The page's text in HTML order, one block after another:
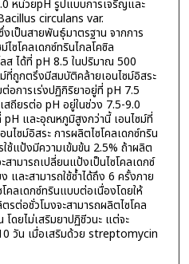
หน่วยpH รูปแบบการเจริญและ
circulans var.
เป็นสายพันธุ์มาตรฐาน จากการ
ซโคลเดกซ์ทรินไกลโคซิล
ส ได้ที่ pH 8.5 ในปริมาณ 500
ที่ถูกตรึงมีสมบัติคล้ายเอนไซม์อิสระ
อการเร่งปฏิกิริยาอยู่ที่ pH 7.5
สถียรต่อ pH อยู่ในช่วง 7.5-9.0
และอุณหภูมิสูงกว่านี้ เอนไซม์ที่
ไซม์อิสระ การผลิตไซโคลเดกซ์ทริน
ช้แป้งมีความเข้มข้น 2.5% ถ้าผลิต
ามารถเปลี่ยนแป้งเป็นไซโคลเดกซ์
และสามารถใช้ซ้ำได้ถึง 6 ครั้งภาย
คลเดกซ์ทรินแบบต่อเนื่องโดยให้
ต่อชั่วโมงจะสามารถผลิตไซโคล
โดยไม่เสริมยาปฏิชีวนะ แต่จะ
วัน เมื่อเสริมด้วย streptomycin